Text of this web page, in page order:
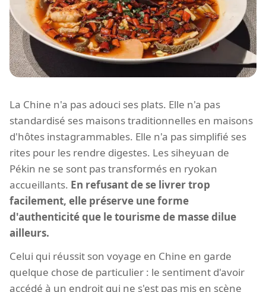
La Chine n'a pas adouci ses plats. Elle n'a pas
standardisé ses maisons traditionnelles en maisons
d'hôtes instagrammables. Elle n'a pas simplifié ses
rites pour les rendre digestes. Les siheyuan de
Pékin ne se sont pas transformés en ryokan
accueillants. En refusant de se livrer trop
facilement, elle préserve une forme
d'authenticité que le tourisme de masse dilue
ailleurs.
Celui qui réussit son voyage en Chine en garde
quelque chose de particulier : le sentiment d'avoir
accédé à un endroit qui ne s'est pas mis en scène